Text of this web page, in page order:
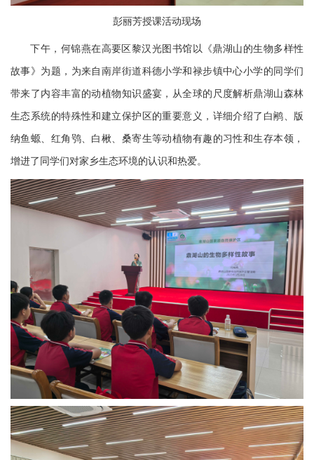
彭丽芳授课活动现场
下午，何锦燕在高要区黎汉光图书馆以《鼎湖山的生物多样性
故事》为题，为来自南岸街道科德小学和禄步镇中心小学的同学们
带来了内容丰富的动植物知识盛宴，从全球的尺度解析鼎湖山森林
生态系统的特殊性和建立保护区的重要意义，详细介绍了白鹇、版
纳鱼螈、红角鸮、白楸、桑寄生等动植物有趣的习性和生存本领，
增进了同学们对家乡生态环境的认识和热爱。